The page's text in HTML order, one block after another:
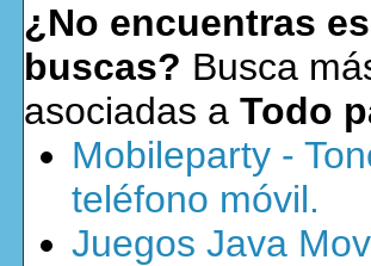
¿No encuentras
buscas? Busca
asociadas a Todo
Mobileparty -
teléfono móvil.
Juegos Java